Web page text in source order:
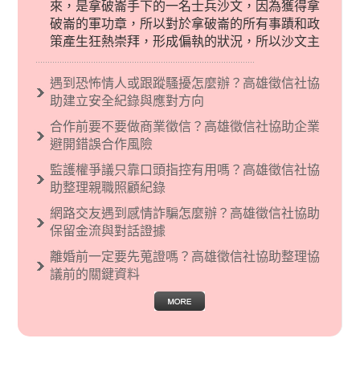
來，是拿破崙手下的一名士兵沙文，因為獲得拿
破崙的軍功章，所以對於拿破崙的所有事蹟和政
策產生狂熱崇拜，形成偏執的狀況，所以沙文主
義後來就被拿來暗指偏見和歧視，而且有沙文主
義傾向的人，通常對於自己的國家和民族有超強
烈的卓越感，因而瞧不起其他國家的人，所以沙
現了男性沙文…
遇到恐怖情人或跟蹤騷擾怎麼辦？高雄徵信社協
助建立安全紀錄與應對方向
合作前要不要做商業徵信？高雄徵信社協助企業
避開錯誤合作風險
監護權爭議只靠口頭指控有用嗎？高雄徵信社協
助整理親職照顧紀錄
網路交友遇到感情詐騙怎麼辦？高雄徵信社協助
保留金流與對話證據
離婚前一定要先蒐證嗎？高雄徵信社協助整理協
議前的關鍵資料